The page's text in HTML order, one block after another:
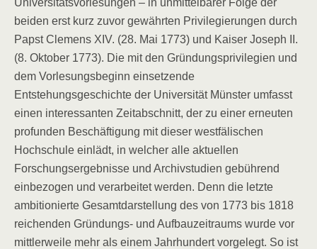
Universitätsvorlesungen – in unmittelbarer Folge der
beiden erst kurz zuvor gewährten Privilegierungen durch
Papst Clemens XIV. (28. Mai 1773) und Kaiser Joseph II.
(8. Oktober 1773). Die mit den Gründungsprivilegien und
dem Vorlesungsbeginn einsetzende
Entstehungsgeschichte der Universität Münster umfasst
einen interessanten Zeitabschnitt, der zu einer erneuten
profunden Beschäftigung mit dieser westfälischen
Hochschule einlädt, in welcher alle aktuellen
Forschungsergebnisse und Archivstudien gebührend
einbezogen und verarbeitet werden. Denn die letzte
ambitionierte Gesamtdarstellung des von 1773 bis 1818
reichenden Gründungs- und Aufbauzeitraums wurde vor
mittlerweile mehr als einem Jahrhundert vorgelegt. So ist